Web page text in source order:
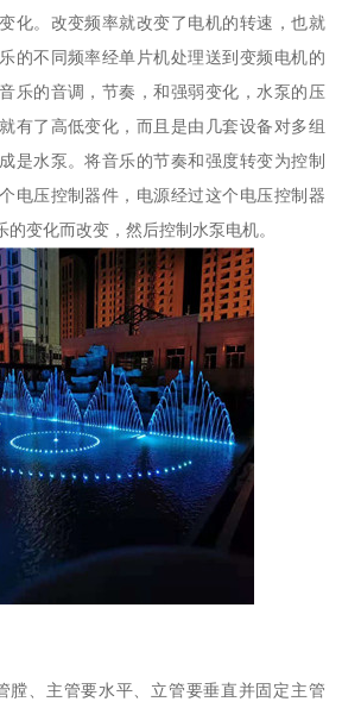
化。改变频率就改变了电机的转速，也就
的不同频率经单片机处理送到变频电机的
乐的音调，节奏，和强弱变化，水泵的压
有了高低变化，而且是由几套设备对多组
是水泵。将音乐的节奏和强度转变为控制
电压控制器件，电源经过这个电压控制器
变化而改变，然后控制水泵电机。
膛、主管要水平、立管要垂直并固定主管